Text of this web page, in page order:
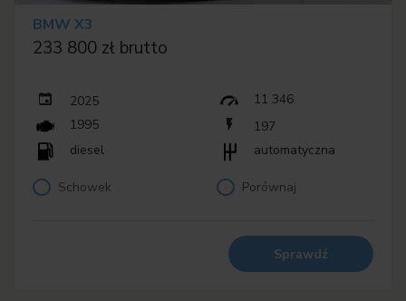
BMW X3
233 800 zł brutto
2025
11 346
1995
197
diesel
automatyczna
Schowek Porównaj
Sprawdź